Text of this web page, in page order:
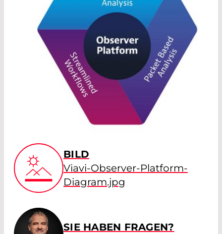
BILD
Viavi-Observer-Platform-
Diagram.jpg
SIE HABEN FRAGEN?